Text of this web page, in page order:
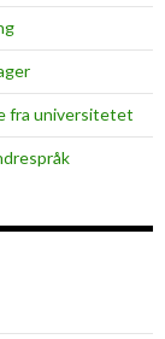
fra universitetet